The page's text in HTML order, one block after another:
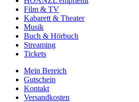
Film & TV
Kabarett & Theater
Musik
Buch & Hörbuch
Streaming
Tickets
Mein Bereich
Gutschein
Kontakt
Versandkosten